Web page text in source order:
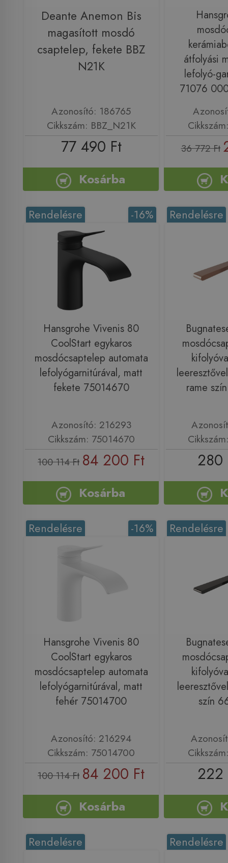
Deante Anemon Bis
magasított mosdó
csaptelep, fekete BBZ
N21K
Azonosító: 186765
Cikkszám: BBZ_N21K
77 490 Ft
Kosárba
átfolyási
lefolyó-
71076
36 772 Ft
-16%
Rendelésre
Hansgrohe Vivenis 80
CoolStart egykaros
mosdócsaptelep automata
lefolyógarnitúrával, matt
fekete 75014670
Azonosító: 216293
Cikkszám: 75014670
100 114 Ft 84 200 Ft
Kosárba
Rendelésre
rame
280
-16%
Rendelésre
Hansgrohe Vivenis 80
CoolStart egykaros
mosdócsaptelep automata
lefolyógarnitúrával, matt
fehér 75014700
Azonosító: 216294
Cikkszám: 75014700
100 114 Ft 84 200 Ft
Kosárba
Rendelésre
szín
222
Rendelésre Rendelésre